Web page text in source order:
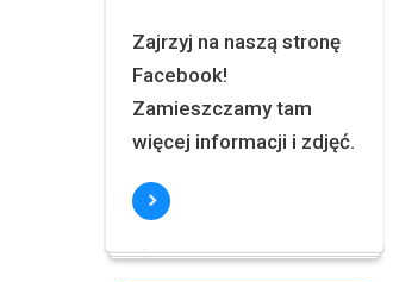
Zajrzyj na naszą stronę
Facebook!
Zamieszczamy tam
więcej informacji i zdjęć.